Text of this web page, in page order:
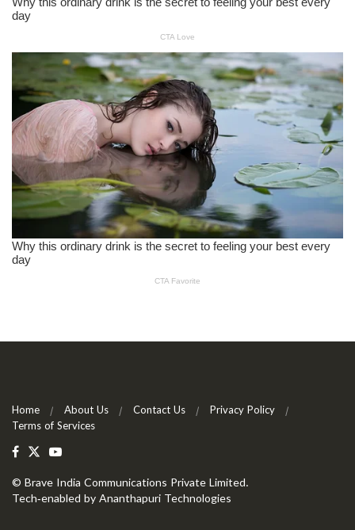
Home About Us Contact Us
Privacy Policy
Terms of Services
© Brave India Communications Private Limited.
Tech-enabled by Ananthapuri Technologies